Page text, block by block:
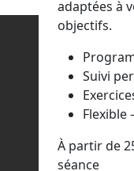
adaptées à
objectifs.
Suivi
À partir de
séance